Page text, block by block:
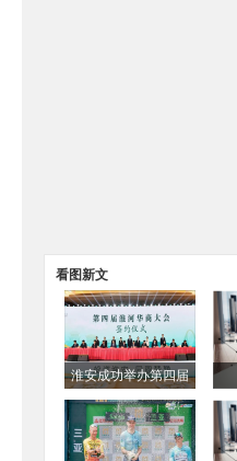
看图新文
淮安成功举办第四届
淮...